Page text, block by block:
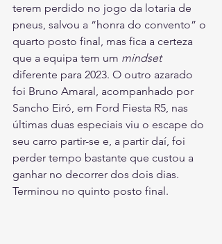
terem perdido no jogo da lotaria de
pneus, salvou a “honra do convento” o
quarto posto final, mas fica a certeza
que a equipa tem um mindset
diferente para 2023. O outro azarado
foi Bruno Amaral, acompanhado por
Sancho Eiró, em Ford Fiesta R5, nas
últimas duas especiais viu o escape do
seu carro partir-se e, a partir daí, foi
perder tempo bastante que custou a
ganhar no decorrer dos dois dias.
Terminou no quinto posto final.